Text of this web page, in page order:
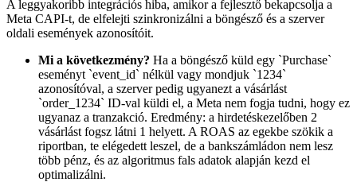
A leggyakoribb integrációs hiba, amikor a fejlesztő bekapcsolja a
Meta CAPI-t, de elfelejti szinkronizálni a böngésző és a szerver
oldali események azonosítóit.
Mi a következmény? Ha a böngésző küld egy `Purchase`
eseményt `event_id` nélkül vagy mondjuk `1234`
azonosítóval, a szerver pedig ugyanezt a vásárlást
`order_1234` ID-val küldi el, a Meta nem fogja tudni, hogy ez
ugyanaz a tranzakció. Eredmény: a hirdetéskezelőben 2
vásárlást fogsz látni 1 helyett. A ROAS az egekbe szökik a
riportban, te elégedett leszel, de a bankszámládon nem lesz
több pénz, és az algoritmus fals adatok alapján kezd el
optimalizálni.